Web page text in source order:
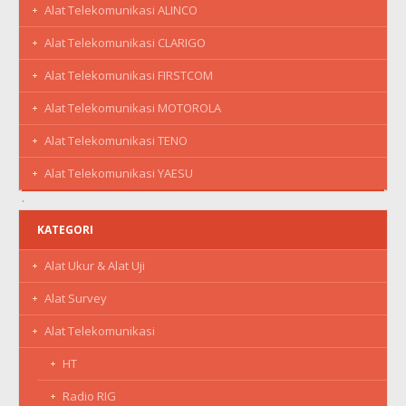
Alat Telekomunikasi ALINCO
Alat Telekomunikasi CLARIGO
Alat Telekomunikasi FIRSTCOM
Alat Telekomunikasi MOTOROLA
Alat Telekomunikasi TENO
Alat Telekomunikasi YAESU
KATEGORI
Alat Ukur & Alat Uji
Alat Survey
Alat Telekomunikasi
HT
Radio RIG